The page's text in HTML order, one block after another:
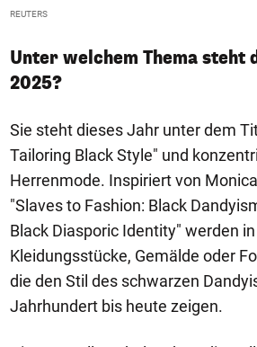
REUTERS
Unter welchem Thema steht
2025?
Sie steht dieses Jahr unter dem
Tailoring Black Style" und
Herrenmode. Inspiriert von
"Slaves to Fashion: Black
Black Diasporic Identity" werden
Kleidungsstücke, Gemälde oder
die den Stil des schwarzen
Jahrhundert bis heute zeigen.